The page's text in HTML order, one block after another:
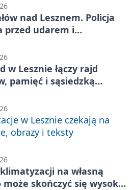
nad Lesznem. Policja
przed udarem i
w Lesznie łączy rajd
pamięć i sąsiedzką
w Lesznie czekają na
obrazy i teksty
na własną
może skończyć się wysoką